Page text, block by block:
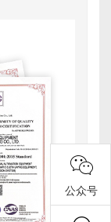
公众号